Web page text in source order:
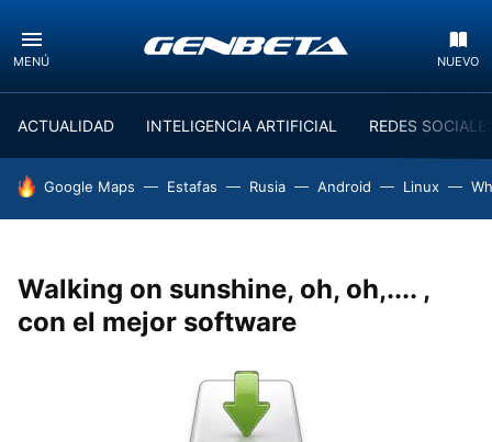
MENÚ NUEVO
ACTUALIDAD INTELIGENCIA ARTIFICIAL REDES
HOY SE HABLA DE
Google Maps Estafas Rusia Android Linux
Walking on sunshine, oh, oh,.... ,
con el mejor software